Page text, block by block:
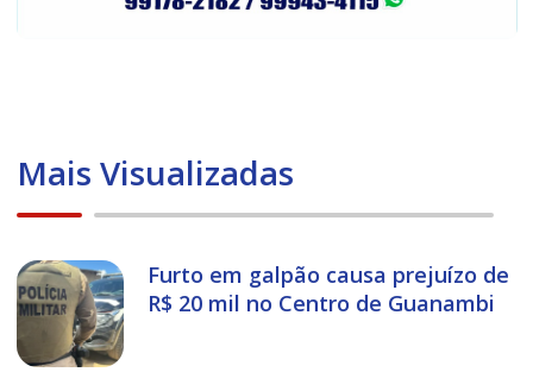
Mais Visualizadas
Furto em galpão causa prejuízo de
R$ 20 mil no Centro de Guanambi